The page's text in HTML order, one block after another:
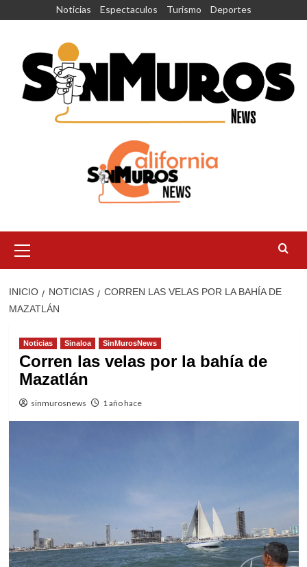
Noticias Espectaculos Turismo Deportes
principal
INICIO NOTICIAS
CORREN LAS VELAS POR LA BAHÍA DE
MAZATLÁN
Noticias Sinaloa SinMurosNews
Corren las velas por la bahía de
Mazatlán
sinmurosnews 1 año hace